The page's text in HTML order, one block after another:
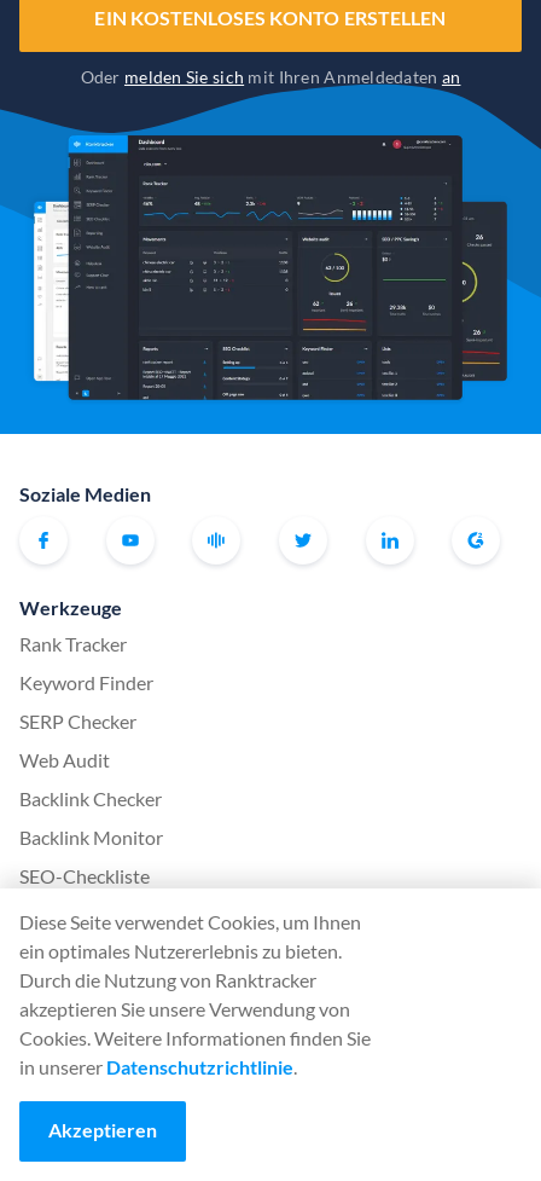
EIN KOSTENLOSES KONTO ERSTELLEN
Oder melden Sie sich mit Ihren Anmeldedaten an
Soziale Medien
Werkzeuge
Rank Tracker
Keyword Finder
SERP Checker
Web Audit
Backlink Checker
Backlink Monitor
SEO-Checkliste
AI Article Writer
KOSTENLOS: SERP-Simulator
Mehr von Ranktracker
Partnerprogramm
Diese Seite verwendet Cookies, um Ihnen
ein optimales Nutzererlebnis zu bieten.
Durch die Nutzung von Ranktracker
akzeptieren Sie unsere Verwendung von
Cookies. Weitere Informationen finden Sie
in unserer Datenschutzrichtlinie.
Akzeptieren